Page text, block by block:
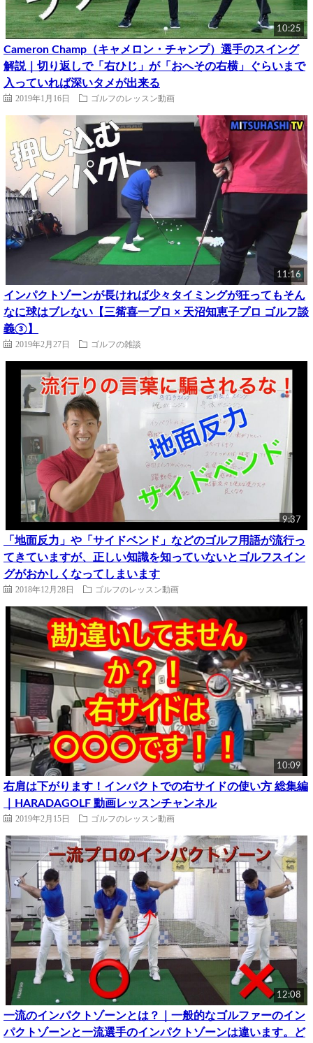
10:25
Cameron Champ（キャメロン・チャンプ）選手のスイング
解説｜切り返しで「右ひじ」が「おへその右横」ぐらいまで
入っていれば深いタメが出来る
2019年1月16日 ゴルフのレッスン動画
11:16
インパクトゾーンが長ければ少々タイミングが狂ってもそん
なに球はブレない【三觜喜一プロ × 天沼知恵子プロ ゴルフ談
義③】
2019年2月27日 ゴルフの雑談
9:37
「地面反力」や「サイドベンド」などのゴルフ用語が流行っ
てきていますが、正しい知識を知っていないとゴルフスイン
グがおかしくなってしまいます
2018年12月28日 ゴルフのレッスン動画
10:09
右肩は下がります！インパクトでの右サイドの使い方 総集編
｜HARADAGOLF 動画レッスンチャンネル
2019年2月15日 ゴルフのレッスン動画
12:08
一流のインパクトゾーンとは？｜一般的なゴルファーのイン
パクトゾーンと一流選手のインパクトゾーンは違います。ど